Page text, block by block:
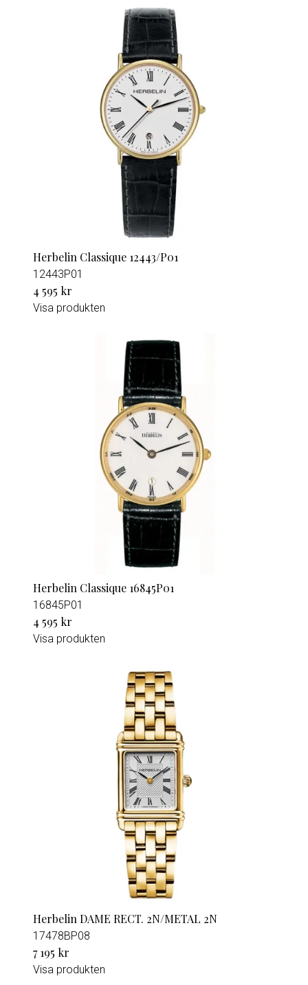
Herbelin Classique 12443/P01
12443P01
4 595 kr
Visa produkten
Herbelin Classique 16845P01
16845P01
4 595 kr
Visa produkten
Herbelin DAME RECT. 2N/METAL 2N
17478BP08
7 195 kr
Visa produkten